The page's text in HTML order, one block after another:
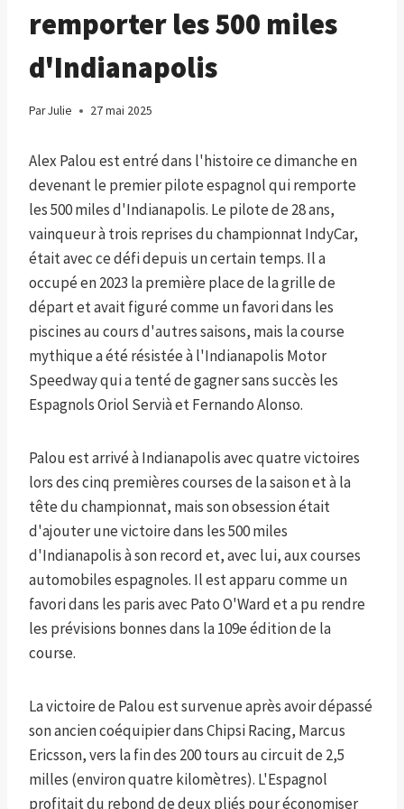
remporter les 500 miles
d'Indianapolis
ParJulie 27 mai 2025
Alex Palou est entré dans l'histoire ce dimanche en
devenant le premier pilote espagnol qui remporte
les 500 miles d'Indianapolis. Le pilote de 28 ans,
vainqueur à trois reprises du championnat IndyCar,
était avec ce défi depuis un certain temps. Il a
occupé en 2023 la première place de la grille de
départ et avait figuré comme un favori dans les
piscines au cours d'autres saisons, mais la course
mythique a été résistée à l'Indianapolis Motor
Speedway qui a tenté de gagner sans succès les
Espagnols Oriol Servià et Fernando Alonso.
Palou est arrivé à Indianapolis avec quatre victoires
lors des cinq premières courses de la saison et à la
tête du championnat, mais son obsession était
d'ajouter une victoire dans les 500 miles
d'Indianapolis à son record et, avec lui, aux courses
automobiles espagnoles. Il est apparu comme un
favori dans les paris avec Pato O'Ward et a pu rendre
les prévisions bonnes dans la 109e édition de la
course.
La victoire de Palou est survenue après avoir dépassé
son ancien coéquipier dans Chipsi Racing, Marcus
Ericsson, vers la fin des 200 tours au circuit de 2,5
milles (environ quatre kilomètres). L'Espagnol
profitait du rebond de deux pliés pour économiser